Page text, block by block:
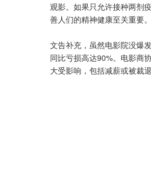
观影。如果只允许接种两剂
善人们的精神健康至关重要
文告补充，虽然电影院没爆
同比亏损高达90%。电影商
大受影响，包括减薪或被裁退